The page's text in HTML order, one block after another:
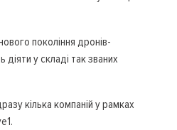
покоління дронів-
у складі так званих
кілька компаній у рамках